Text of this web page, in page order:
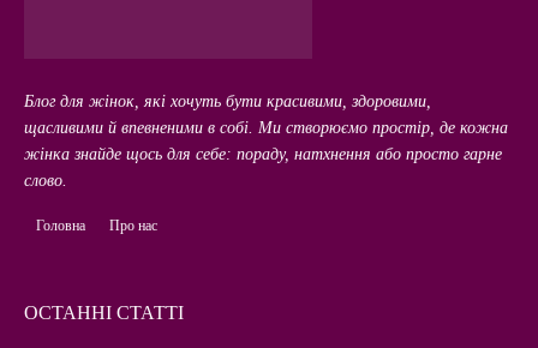
Блог для жінок, які хочуть бути красивими, здоровими,
щасливими й впевненими в собі. Ми створюємо простір, де кожна
жінка знайде щось для себе: пораду, натхнення або просто гарне
слово.
Головна Про нас
ОСТАННІ СТАТТІ